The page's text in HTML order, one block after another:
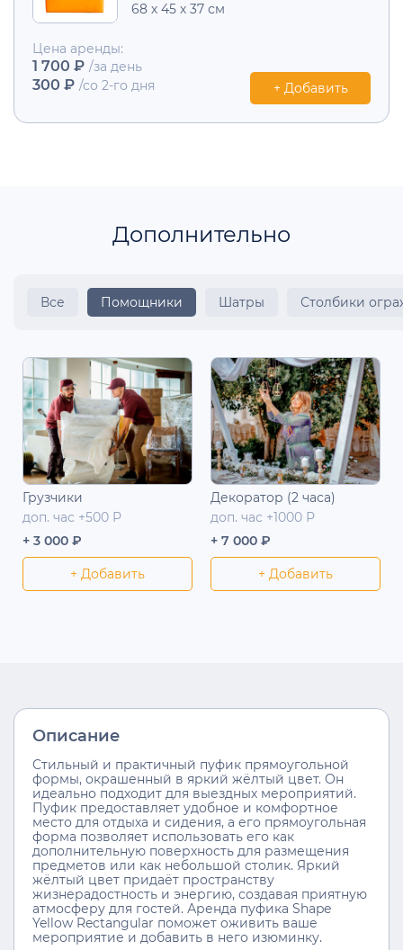
68 х 45 х 37 см
Цена аренды:
1 700 ₽ /за день
300 ₽ /со 2-го дня + Добавить
Дополнительно
Все Помощники Шатры Столбики
Грузчики
доп. час +500 Р
+ 3 000 ₽
+ Добавить
Декоратор (2 часа)
доп. час +1000 Р
+ 7 000 ₽
+ Добавить
Описание
Стильный и практичный пуфик прямоугольной
формы, окрашенный в яркий жёлтый цвет. Он
идеально подходит для выездных мероприятий.
Пуфик предоставляет удобное и комфортное
место для отдыха и сидения, а его прямоугольная
форма позволяет использовать его как
дополнительную поверхность для размещения
предметов или как небольшой столик. Яркий
жёлтый цвет придаёт пространству
жизнерадостность и энергию, создавая приятную
атмосферу для гостей. Аренда пуфика Shape
Yellow Rectangular поможет оживить ваше
мероприятие и добавить в него изюминку.